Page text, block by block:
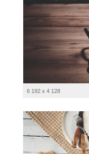
6 192 x 4 128